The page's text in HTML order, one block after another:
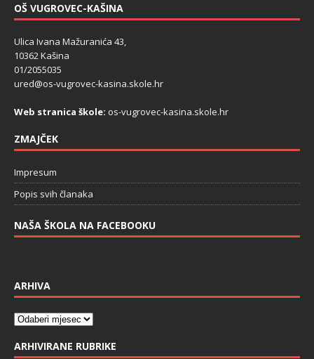
OŠ VUGROVEC-KAŠINA
Ulica Ivana Mažuranića 43,
10362 Kašina
01/2055035
ured@os-vugrovec-kasina.skole.hr
Web stranica škole: os-vugrovec-kasina.skole.hr
ZMAJČEK
Impresum
Popis svih članaka
NAŠA ŠKOLA NA FACEBOOKU
ARHIVA
ARHIVIRANE RUBRIKE